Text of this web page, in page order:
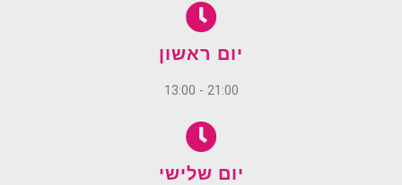
יום ראשון
21:00 - 13:00
יום שלישי